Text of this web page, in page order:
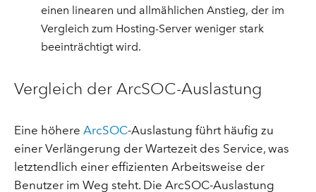
einen linearen und allmählichen Anstieg, der im
Vergleich zum Hosting-Server weniger stark
beeinträchtigt wird.
Vergleich der ArcSOC-Auslastung
Eine höhere ArcSOC-Auslastung führt häufig zu
einer Verlängerung der Wartezeit des Service, was
letztendlich einer effizienten Arbeitsweise der
Benutzer im Weg steht. Die ArcSOC-Auslastung